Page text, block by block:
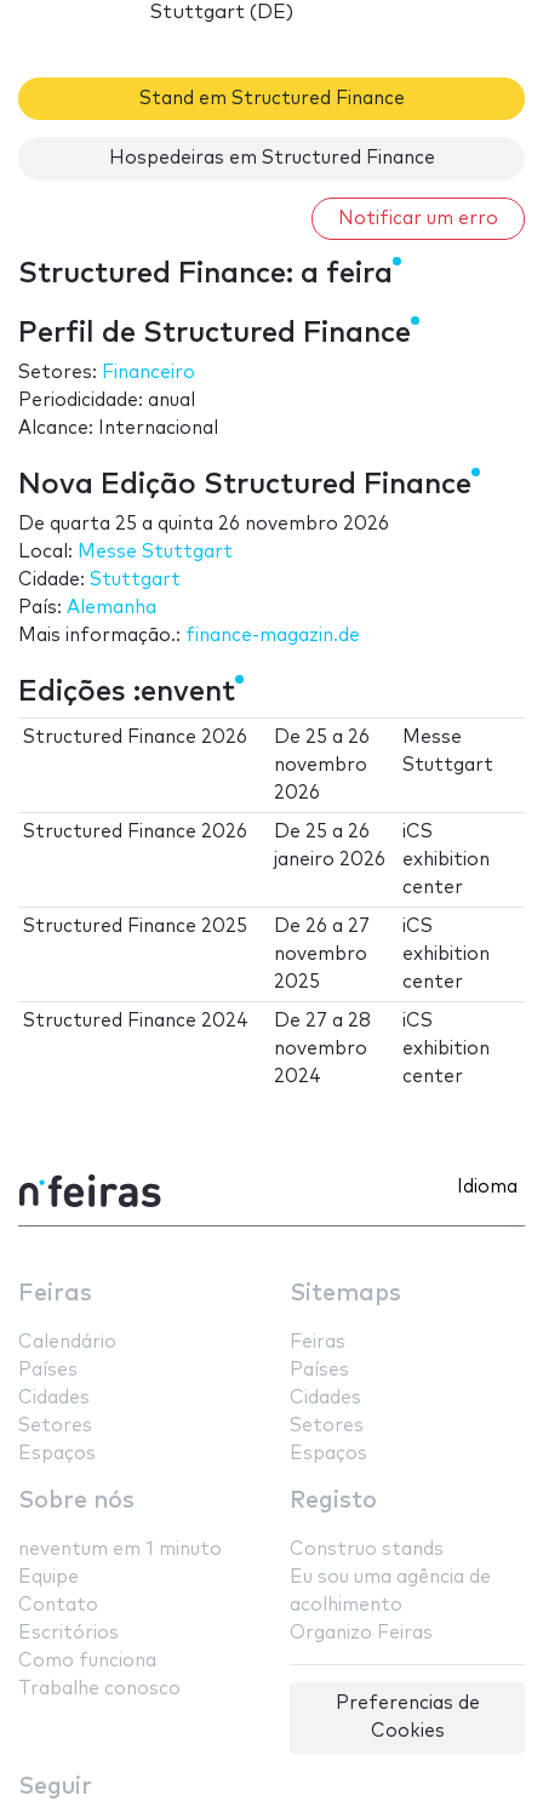
Stuttgart (DE)
Stand em Structured Finance
Hospedeiras em Structured Finance
Notificar um erro
Structured Finance: a feira
Perfil de Structured Finance
Setores: Financeiro
Periodicidade: anual
Alcance: Internacional
Nova Edição Structured Finance
De quarta 25 a quinta 26 novembro 2026
Local: Messe Stuttgart
Cidade: Stuttgart
País: Alemanha
Mais informação.: finance-magazin.de
Edições :envent
Structured Finance 2026 De 25 a 26
novembro
2026
Messe
Stuttgart
Structured Finance 2026 De 25 a 26
janeiro 2026
iCS
exhibition
center
Structured Finance 2025 De 26 a 27
novembro
2025
iCS
exhibition
center
Structured Finance 2024 De 27 a 28
novembro
2024
iCS
exhibition
center
Idioma
Feiras
Calendário
Países
Cidades
Setores
Espaços
Sitemaps
Feiras
Países
Cidades
Setores
Espaços
Sobre nós
neventum em 1 minuto
Equipe
Contato
Escritórios
Como funciona
Trabalhe conosco
Registo
Construo stands
Eu sou uma agência de
acolhimento
Organizo Feiras
Preferencias de
Cookies
Seguir